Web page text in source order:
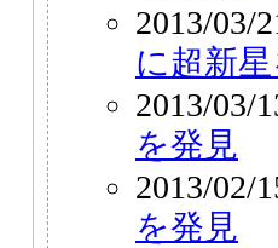
2013/03/
に超新
2013/03/
を発見
2013/02/
を発見